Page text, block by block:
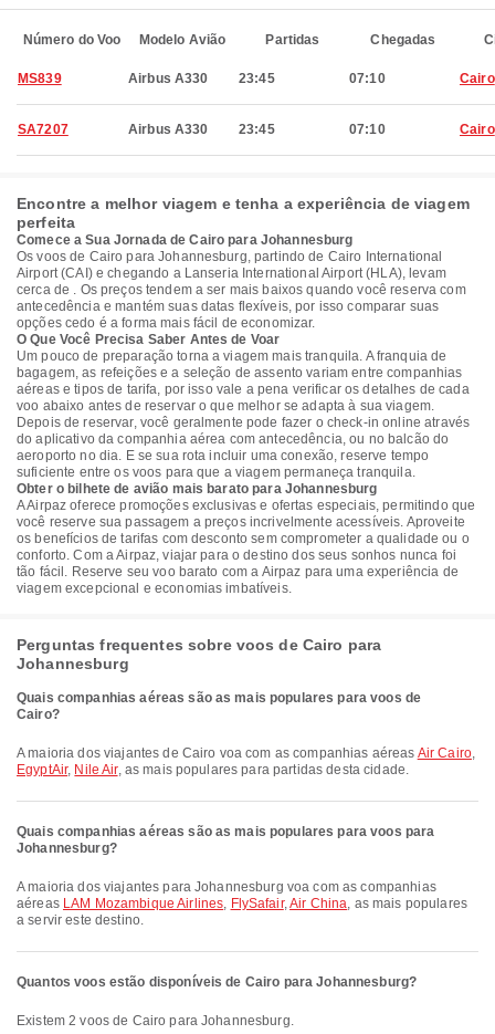
Número do Voo Modelo Avião Partidas Chegadas
MS839 Airbus A330 23:45 07:10 Cairo
SA7207 Airbus A330 23:45 07:10 Cairo
Encontre a melhor viagem e tenha a experiência de viagem
perfeita
Comece a Sua Jornada de Cairo para Johannesburg
Os voos de Cairo para Johannesburg, partindo de Cairo International
Airport (CAI) e chegando a Lanseria International Airport (HLA), levam
cerca de . Os preços tendem a ser mais baixos quando você reserva com
antecedência e mantém suas datas flexíveis, por isso comparar suas
opções cedo é a forma mais fácil de economizar.
O Que Você Precisa Saber Antes de Voar
Um pouco de preparação torna a viagem mais tranquila. A franquia de
bagagem, as refeições e a seleção de assento variam entre companhias
aéreas e tipos de tarifa, por isso vale a pena verificar os detalhes de cada
voo abaixo antes de reservar o que melhor se adapta à sua viagem.
Depois de reservar, você geralmente pode fazer o check-in online através
do aplicativo da companhia aérea com antecedência, ou no balcão do
aeroporto no dia. E se sua rota incluir uma conexão, reserve tempo
suficiente entre os voos para que a viagem permaneça tranquila.
Obter o bilhete de avião mais barato para Johannesburg
A Airpaz oferece promoções exclusivas e ofertas especiais, permitindo que
você reserve sua passagem a preços incrivelmente acessíveis. Aproveite
os benefícios de tarifas com desconto sem comprometer a qualidade ou o
conforto. Com a Airpaz, viajar para o destino dos seus sonhos nunca foi
tão fácil. Reserve seu voo barato com a Airpaz para uma experiência de
viagem excepcional e economias imbatíveis.
Perguntas frequentes sobre voos de Cairo para
Johannesburg
Quais companhias aéreas são as mais populares para voos de
Cairo?
A maioria dos viajantes de Cairo voa com as companhias aéreas Air Cairo,
EgyptAir, Nile Air, as mais populares para partidas desta cidade.
Quais companhias aéreas são as mais populares para voos para
Johannesburg?
A maioria dos viajantes para Johannesburg voa com as companhias
aéreas LAM Mozambique Airlines, FlySafair,Air China, as mais populares
a servir este destino.
Quantos voos estão disponíveis de Cairo para Johannesburg?
Existem 2 voos de Cairo para Johannesburg.